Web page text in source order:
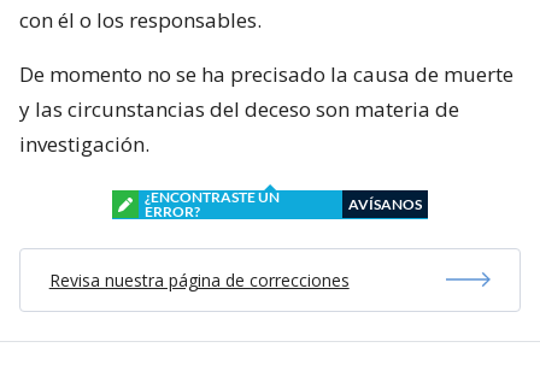
con él o los responsables.
De momento no se ha precisado la causa de muerte
y las circunstancias del deceso son materia de
investigación.
¿ENCONTRASTE UN
ERROR?
AVÍSANOS
Revisa nuestra página de correcciones